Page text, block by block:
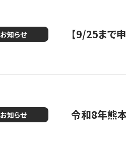
お知らせ 【9/25まで
お知らせ 令和8年熊